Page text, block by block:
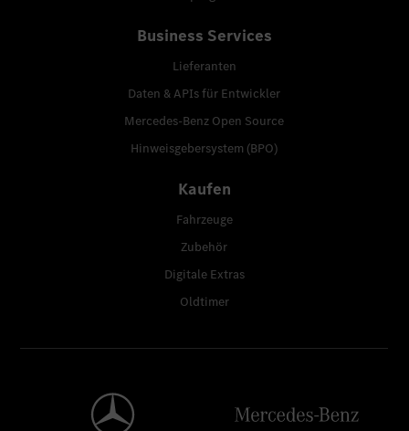
Business Services
Lieferanten
Daten & APIs für Entwickler
Mercedes-Benz Open Source
Hinweisgebersystem (BPO)
Kaufen
Fahrzeuge
Zubehör
Digitale Extras
Oldtimer